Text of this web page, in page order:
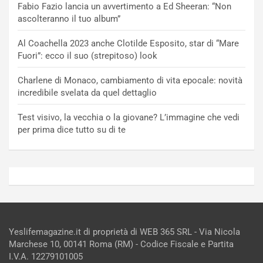
Fabio Fazio lancia un avvertimento a Ed Sheeran: “Non
ascolteranno il tuo album”
Al Coachella 2023 anche Clotilde Esposito, star di “Mare
Fuori”: ecco il suo (strepitoso) look
Charlene di Monaco, cambiamento di vita epocale: novità
incredibile svelata da quel dettaglio
Test visivo, la vecchia o la giovane? L’immagine che vedi
per prima dice tutto su di te
Yeslifemagazine.it di proprietà di WEB 365 SRL - Via Nicola
Marchese 10, 00141 Roma (RM) - Codice Fiscale e Partita
I.V.A. 12279101005